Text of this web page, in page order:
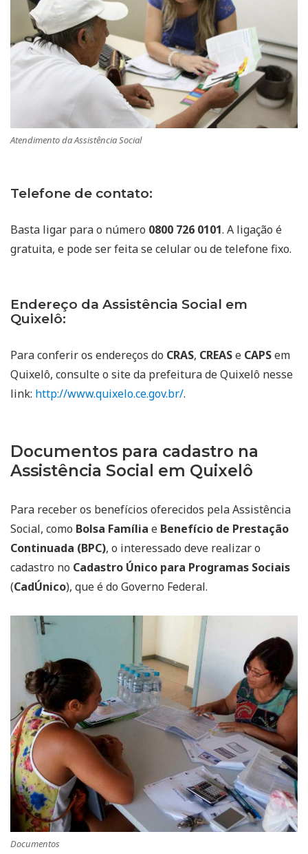
Atendimento da Assistência Social
Telefone de contato:
Basta ligar para o número 0800 726 0101. A ligação é
gratuita, e pode ser feita se celular ou de telefone fixo.
Endereço da Assistência Social em
Quixelô:
Para conferir os endereços do CRAS, CREASe CAPSem
Quixelô, consulte o site da prefeitura de Quixelô nesse
link: http://www.quixelo.ce.gov.br/.
Documentos para cadastro na
Assistência Social em Quixelô
Para receber os benefícios oferecidos pela Assistência
Social, como Bolsa Família e Benefício de Prestação
Continuada (BPC), o interessado deve realizar o
cadastro no Cadastro Único para Programas Sociais
(CadÚnico), que é do Governo Federal.
Documentos